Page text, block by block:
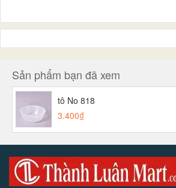
Sản phẩm bạn đã xem
tô No 818
3.400₫